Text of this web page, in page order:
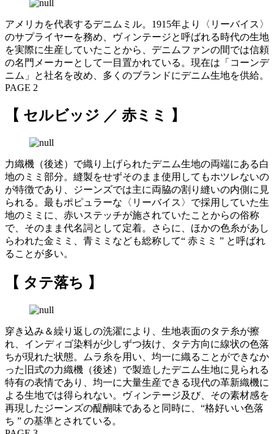
アメリカを代表するデニムミル。1915年より〈リーバイス〉
のサプライヤーを務め、ヴィンテージと呼ばれる時代の生地
を実際に生産していたことから、デニムファンの間では信頼
の名門メーカーとして一目置かれている。現在は「コーンデ
ニム」と社名を改め、多くのブランドにデニム生地を供給。
PAGE 2
【 セルビッジ ／ 赤ミミ 】
力織機（後述）で織り上げられたデニム生地の両端にある白
地のミミ部分。縫製をせずそのまま使用してもホツレないの
が特徴であり、ジーンズでは主に両脇の割り縫いの内側に見
られる。最もポピュラーな〈リーバイス〉で採用していた生
地のミミに、赤いステッチが施されていたことからの俗称
で、そのまま代名詞として定着。さらに、ほかの色糸があし
らわれた金ミミ、青ミミなども総称して“ 赤ミミ ” と呼ばれ
ることが多い。
【 タテ落ち 】
穿き込み＆繰り返しの洗濯により、生地表面のタテ糸が擦
れ、インディゴ染料が少しずつ抜け、タテ方向に線状の色落
ちが現れた状態。ムラ糸を用い、均一に織ることができなか
った旧式の力織機（後述）で製造したデニム生地に見られる
特有の表情であり、均一に大量生産できる現代の革新織機に
よる生地では得られない。ヴィンテージ及び、その素材感を
再現したジーンズの醍醐味であると同時に、“格好いい色落
ち ” の基準とされている。